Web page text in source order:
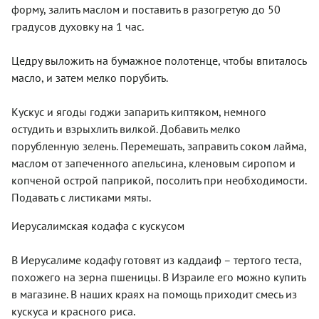
форму, залить маслом и поставить в разогретую до 50
градусов духовку на 1 час.
Цедру выложить на бумажное полотенце, чтобы впиталось
масло, и затем мелко порубить.
Кускус и ягоды годжи запарить киптяком, немного
остудить и взрыхлить вилкой. Добавить мелко
порубленную зелень. Перемешать, заправить соком лайма,
маслом от запеченного апельсина, кленовым сиропом и
копченой острой паприкой, посолить при необходимости.
Подавать с листиками мяты.
Иерусалимская кодафа с кускусом
В Иерусалиме кодафу готовят из каддаиф – тертого теста,
похожего на зерна пшеницы. В Израиле его можно купить
в магазине. В наших краях на помощь приходит смесь из
кускуса и красного риса.